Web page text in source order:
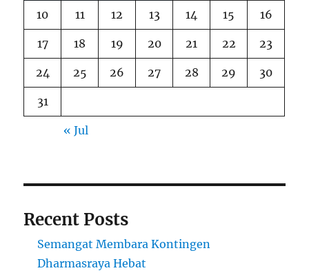
10 11 12 13 14 15 16
17 18 19 20 21 22 23
24 25 26 27 28 29 30
31
« Jul
Recent Posts
Semangat Membara Kontingen
Dharmasraya Hebat